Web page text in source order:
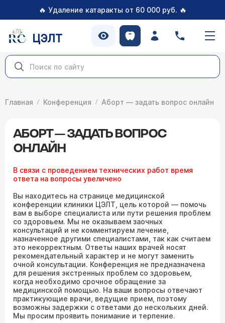
🔥 Удаление катаракты от 60 000 руб. 🔥
ЦЭЛТ
Главная Конференция Аборт — задать вопрос онлайн
АБОРТ — ЗАДАТЬ ВОПРОС
ОНЛАЙН
В связи с проведением технических работ время
ответа на вопросы увеличено
Вы находитесь на странице медицинской
конференции клиники ЦЭЛТ, цель которой — помочь
вам в выборе специалиста или пути решения проблем
со здоровьем. Мы не оказываем заочных
консультаций и не комментируем лечение,
назначенное другими специалистами, так как считаем
это некорректным. Ответы наших врачей носят
рекомендательный характер и не могут заменить
очной консультации. Конференция не предназначена
для решения экстренных проблем со здоровьем,
когда необходимо срочное обращение за
медицинской помощью. На ваши вопросы отвечают
практикующие врачи, ведущие прием, поэтому
возможны задержки с ответами до нескольких дней.
Мы просим проявить понимание и терпение.